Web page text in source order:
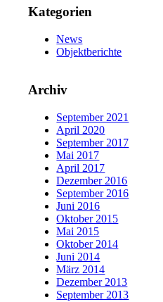
Kategorien
News
Objektberichte
Archiv
September 2021
April 2020
September 2017
Mai 2017
April 2017
Dezember 2016
September 2016
Juni 2016
Oktober 2015
Mai 2015
Oktober 2014
Juni 2014
März 2014
Dezember 2013
September 2013